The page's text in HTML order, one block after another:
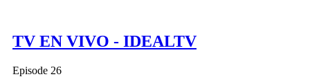
TV EN VIVO - IDEALTV
Episode 26